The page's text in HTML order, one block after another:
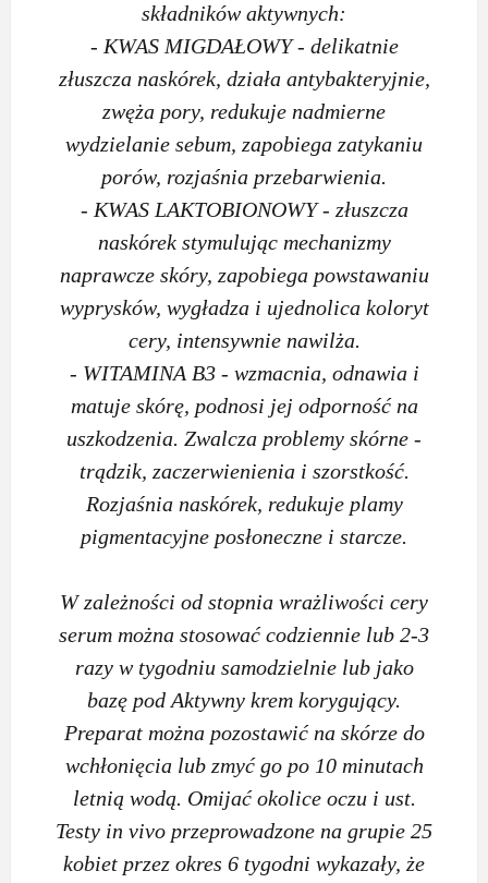
składników aktywnych:
- KWAS MIGDAŁOWY - delikatnie
złuszcza naskórek, działa antybakteryjnie,
zwęża pory, redukuje nadmierne
wydzielanie sebum, zapobiega zatykaniu
porów, rozjaśnia przebarwienia.
- KWAS LAKTOBIONOWY - złuszcza
naskórek stymulując mechanizmy
naprawcze skóry, zapobiega powstawaniu
wyprysków, wygładza i ujednolica koloryt
cery, intensywnie nawilża.
- WITAMINA B3 - wzmacnia, odnawia i
matuje skórę, podnosi jej odporność na
uszkodzenia. Zwalcza problemy skórne -
trądzik, zaczerwienienia i szorstkość.
Rozjaśnia naskórek, redukuje plamy
pigmentacyjne posłoneczne i starcze.
W zależności od stopnia wrażliwości cery
serum można stosować codziennie lub 2-3
razy w tygodniu samodzielnie lub jako
bazę pod Aktywny krem korygujący.
Preparat można pozostawić na skórze do
wchłonięcia lub zmyć go po 10 minutach
letnią wodą. Omijać okolice oczu i ust.
Testy in vivo przeprowadzone na grupie 25
kobiet przez okres 6 tygodni wykazały, że